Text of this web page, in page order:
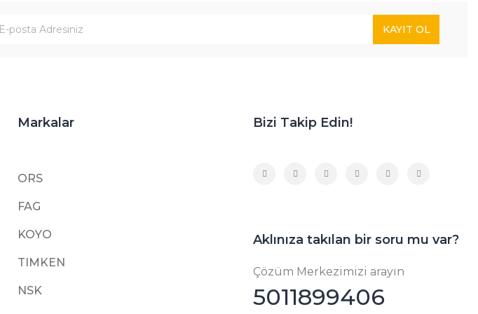
KAYIT OL
Markalar
ORS
FAG
KOYO
TIMKEN
NSK
Bizi Takip Edin!
Aklınıza takılan bir soru mu var?
Çözüm Merkezimizi arayın
5011899406